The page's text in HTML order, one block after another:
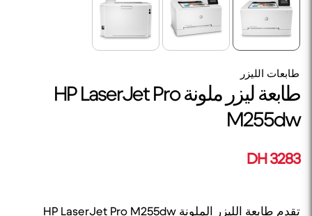
طابعات الليزر
طابعة ليزر ملونة HP LaserJet Pro
M255dw
3283 DH
تقدم طابعة الليزر الملونة HP LaserJet Pro M255dw